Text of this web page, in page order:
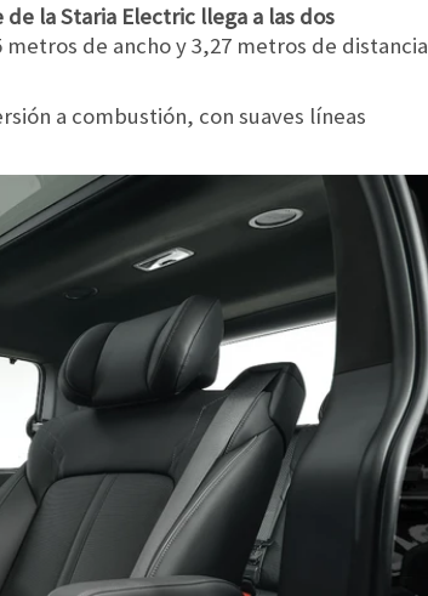
la Staria Electric llega a las dos
de ancho y 3,27 metros de distancia
a combustión, con suaves líneas